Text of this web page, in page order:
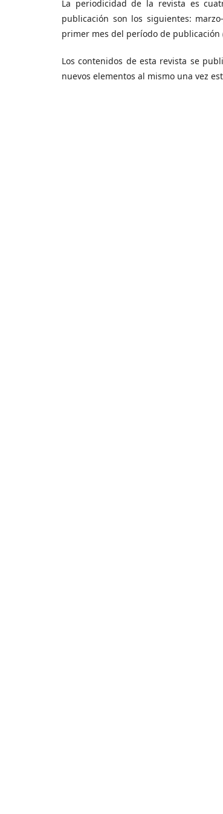
La periodicidad de la revista es
publicación son los siguientes:
primer mes del período de publicación
Los contenidos de esta revista se
nuevos elementos al mismo una vez